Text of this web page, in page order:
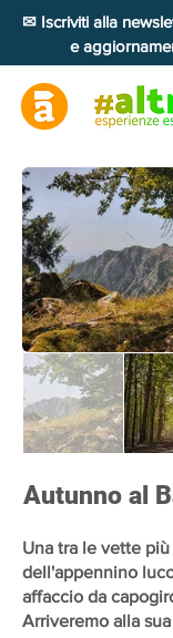
✉ Iscriviti alla
e
Autunno al
Una tra le vette
dell'appennino
affaccio da
Arriveremo alla